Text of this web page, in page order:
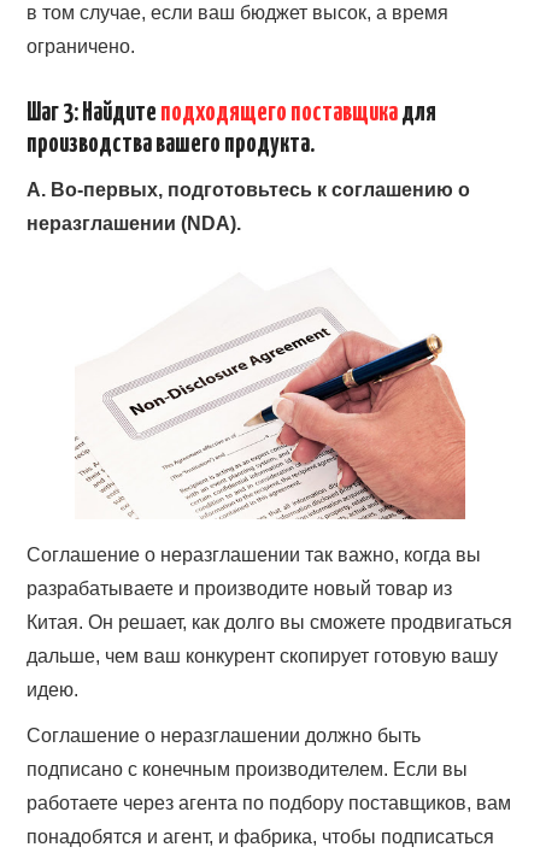
в том случае, если ваш бюджет высок, а время
ограничено.
Шаг 3: Найдите подходящего поставщика для
производства вашего продукта.
A. Во-первых, подготовьтесь к соглашению о
неразглашении (NDA).
Соглашение о неразглашении так важно, когда вы
разрабатываете и производите новый товар из
Китая. Он решает, как долго вы сможете продвигаться
дальше, чем ваш конкурент скопирует готовую вашу
идею.
Соглашение о неразглашении должно быть
подписано с конечным производителем. Если вы
работаете через агента по подбору поставщиков, вам
понадобятся и агент, и фабрика, чтобы подписаться